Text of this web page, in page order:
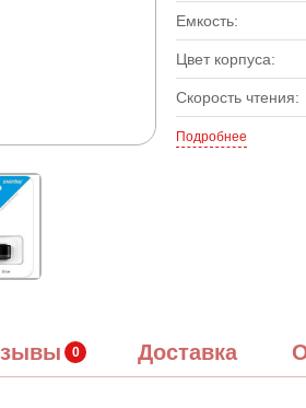
Емкость:
Цвет корпуса:
Скорость чтения:
Подробнее
Доставка